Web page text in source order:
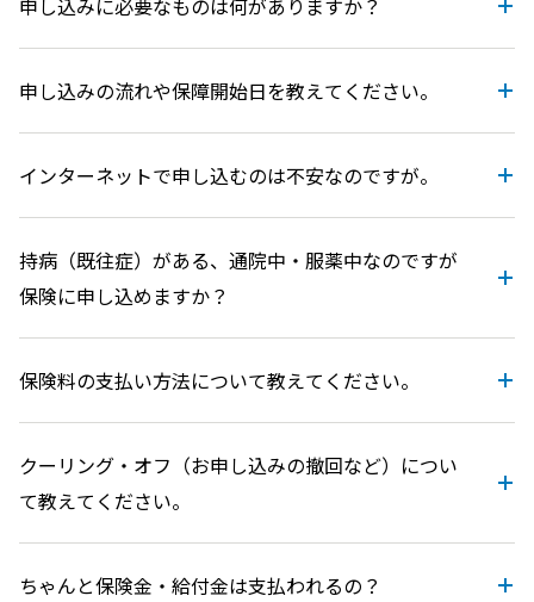
申し込みに必要なものは何がありますか？
申し込みの流れや保障開始日を教えてください。
インターネットで申し込むのは不安なのですが。
持病（既往症）がある、通院中・服薬中なのですが
保険に申し込めますか？
保険料の支払い方法について教えてください。
クーリング・オフ（お申し込みの撤回など）につい
て教えてください。
ちゃんと保険金・給付金は支払われるの？